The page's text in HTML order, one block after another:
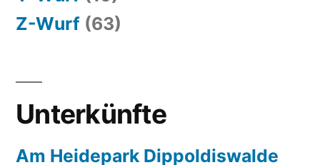
Z-Wurf (63)
Unterkünfte
Am Heidepark Dippoldiswalde